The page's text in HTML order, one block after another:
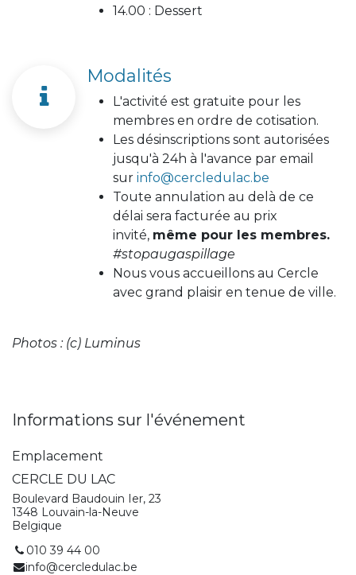
14.00 : Dessert
Modalités
L'activité est gratuite pour les
membres en ordre de cotisation.
Les désinscriptions sont autorisées
jusqu'à 24h à l'avance par email
sur info@cercledulac.be
Toute annulation au delà de ce
délai sera facturée au prix
invité, même pour les membres.
#stopaugaspillage
Nous vous accueillons au Cercle
avec grand plaisir en tenue de ville.
Photos : (c) Luminus
Informations sur l'événement
Emplacement
CERCLE DU LAC
Boulevard Baudouin Ier, 23
1348 Louvain-la-Neuve
Belgique
010 39 44 00
info@cercledulac.be